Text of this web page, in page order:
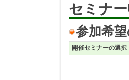
セミナ
参加希
開催セミナーの選択